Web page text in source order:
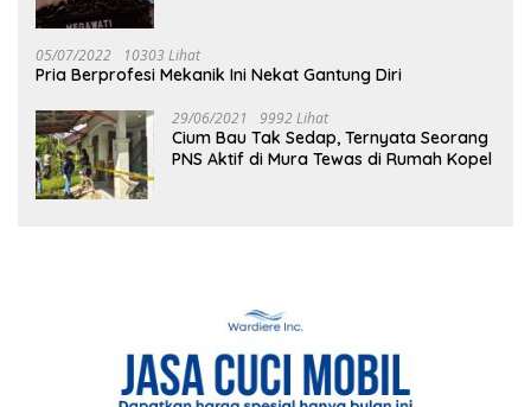
05/07/2022 10303 Lihat
Pria Berprofesi Mekanik Ini Nekat Gantung Diri
29/06/2021 9992 Lihat
Cium Bau Tak Sedap, Ternyata Seorang
PNS Aktif di Mura Tewas di Rumah Kopel